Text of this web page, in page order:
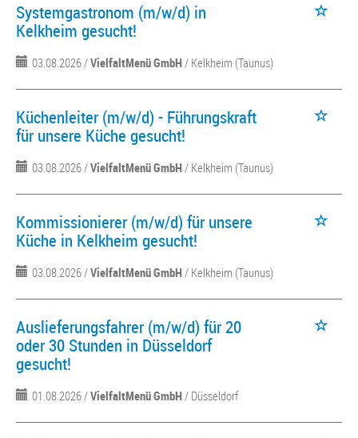
Systemgastronom (m/w/d) in
Kelkheim gesucht!
03.08.2026 /VielfaltMenü GmbH/ Kelkheim (Taunus)
Küchenleiter (m/w/d) - Führungskraft
für unsere Küche gesucht!
03.08.2026 /VielfaltMenü GmbH/ Kelkheim (Taunus)
Kommissionierer (m/w/d) für unsere
Küche in Kelkheim gesucht!
03.08.2026 /VielfaltMenü GmbH/ Kelkheim (Taunus)
Auslieferungsfahrer (m/w/d) für 20
oder 30 Stunden in Düsseldorf
gesucht!
01.08.2026 /VielfaltMenü GmbH/ Düsseldorf